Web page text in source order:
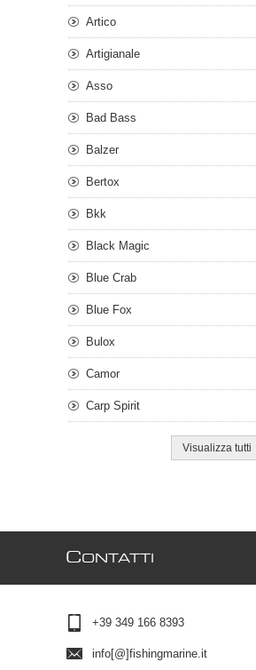
Artico
Artigianale
Asso
Bad Bass
Balzer
Bertox
Bkk
Black Magic
Blue Crab
Blue Fox
Bulox
Camor
Carp Spirit
Visualizza tutti
CONTATTI
+39 349 166 8393
info[@]fishingmarine.it